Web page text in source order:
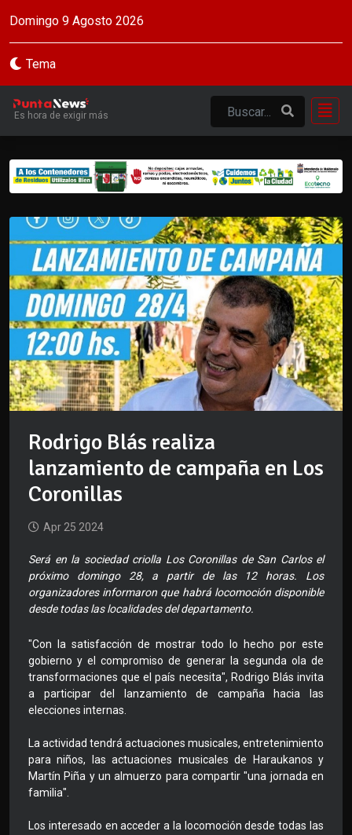
Domingo 9 Agosto 2026
Tema
Es hora de exigir más
Rodrigo Blás realiza
lanzamiento de campaña en Los
Coronillas
Apr 25 2024
Será en la sociedad criolla Los Coronillas de San Carlos el
próximo domingo 28, a partir de las 12 horas. Los
organizadores informaron que habrá locomoción disponible
desde todas las localidades del departamento.
"Con la satisfacción de mostrar todo lo hecho por este
gobierno y el compromiso de generar la segunda ola de
transformaciones que el país necesita", Rodrigo Blás invita
a participar del lanzamiento de campaña hacia las
elecciones internas.
La actividad tendrá actuaciones musicales, entretenimiento
para niños, las actuaciones musicales de Haraukanos y
Martín Piña y un almuerzo para compartir "una jornada en
familia".
Los interesado en acceder a la locomoción desde todas las